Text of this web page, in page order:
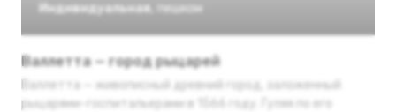
Индивидуальная пешком
Валлетта — город рыцарей
Валлетта — живописный древний город, заложенный
рыцарями-госпитальерами в 1566 году. Гуляя по его